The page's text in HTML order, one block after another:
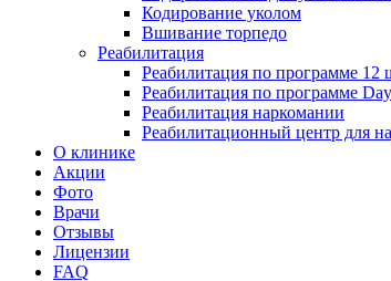
Кодирование уколом
Вшивание торпедо
Реабилитация
Реабилитация по программе 12
Реабилитация по программе
Реабилитация наркомании
Реабилитационный центр для
О клинике
Акции
Фото
Врачи
Отзывы
Лицензии
FAQ